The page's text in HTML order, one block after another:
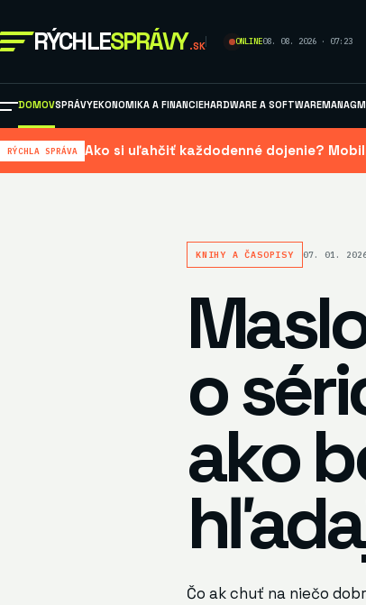
RÝCHLESPRÁVY .SK ONLINE08. 08. 2026 · 07:23
DOMOVSPRÁVYEKONOMIKA A FINANCIEHARDWARE A SOFTWARE
RÝCHLA SPRÁVA Ako si uľahčiť každodenné dojenie?
KNIHY A ČASOPISY 07. 01.
o
ako
Čo ak chuť na niečo